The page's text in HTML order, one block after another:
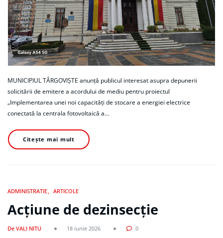
MUNICIPIUL TÂRGOVIȘTE anunță publicul interesat asupra depunerii
solicitării de emitere a acordului de mediu pentru proiectul
„Implementarea unei noi capacități de stocare a energiei electrice
conectată la centrala fotovoltaică a…
Citește mai mult
ADMINISTRATIE ARTICOLE
Acțiune de dezinsecție
De VALI NITU 18 iunie 2026 0